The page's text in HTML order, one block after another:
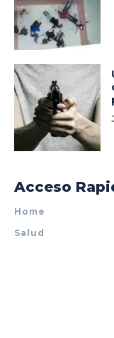
Acceso
Home
Salud